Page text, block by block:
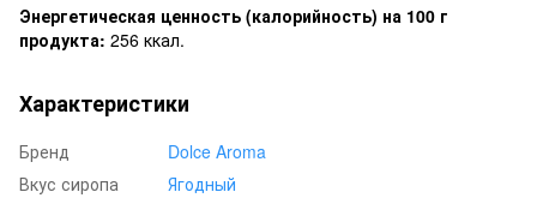
Энергетическая ценность (калорийность) на 100 г
продукта: 256 ккал.
Характеристики
Бренд
Dolce Aroma
Вкус сиропа
Ягодный